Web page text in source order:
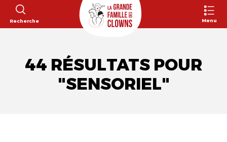
Recherche Menu
44 RÉSULTATS POUR
"SENSORIEL"